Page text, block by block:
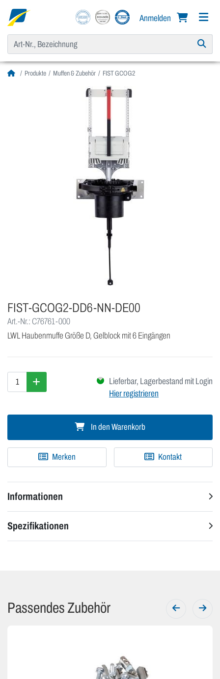
Anmelden
Produkte Muffen & Zubehör FIST GCOG2
FIST-GCOG2-DD6-NN-DE00
Art.-Nr.: C76761-000
LWL Haubenmuffe Größe D, Gelblock mit 6 Eingängen
Lieferbar, Lagerbestand mit Login
Hier registrieren
In den Warenkorb
Merken Kontakt
Informationen
Spezifikationen
Passendes Zubehör